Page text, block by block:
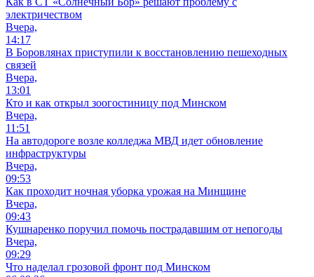
электричеством
Вчера,
14:17
В Боровлянах приступили к восстановлению пешеходных
связей
Вчера,
13:01
Кто и как открыл зоогостиницу под Минском
Вчера,
11:51
На автодороге возле колледжа МВД идет обновление
инфраструктуры
Вчера,
09:53
Как проходит ночная уборка урожая на Минщине
Вчера,
09:43
Кушнаренко поручил помочь пострадавшим от непогоды
Вчера,
09:29
Что наделал грозовой фронт под Минском